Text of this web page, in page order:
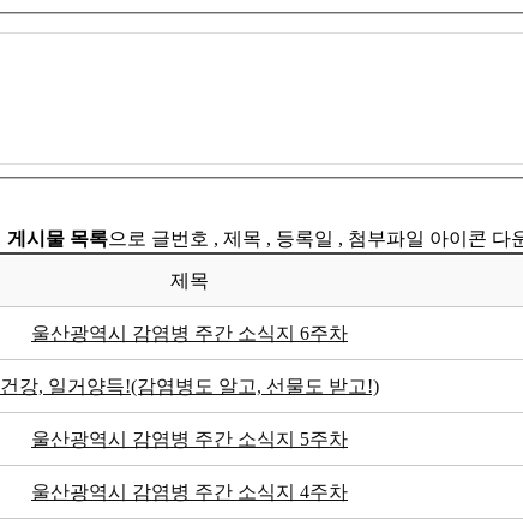
게시물 목록으로 글번호 , 제목 , 등록일 , 첨부파일 아이콘 다
제목
울산광역시 감염병 주간 소식지 6주차
건강, 일거양득!(감염병도 알고, 선물도 받고!)
울산광역시 감염병 주간 소식지 5주차
울산광역시 감염병 주간 소식지 4주차